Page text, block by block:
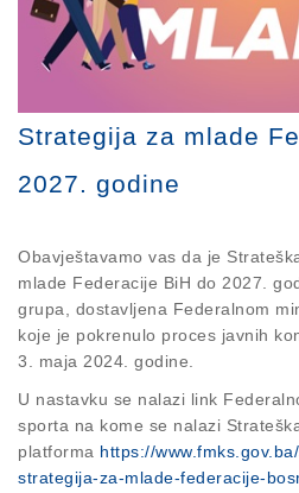
Strategija za mlade
2027. godine
Obavještavamo vas da je
mlade Federacije BiH do 2027.
grupa, dostavljena Federalnom
koje je pokrenulo proces javnih
3. maja 2024. godine.
U nastavku se nalazi link
sporta na kome se nalazi
platforma https://
strategija-za-mlade-federacije-